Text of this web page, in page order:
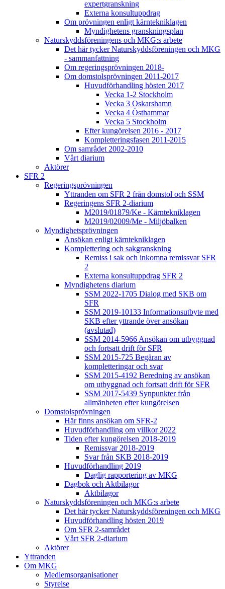
expertgranskning
Externa konsultuppdrag
Om prövningen enligt kärntekniklagen
Myndighetens granskningsplan
Naturskyddsföreningens och MKG:s arbete
Det här tycker Naturskyddsföreningen och MKG
- sammanfattning
Om regeringsprövningen 2018-
Om domstolsprövningen 2011-2017
Huvudförhandling hösten 2017
Vecka 1-2 Stockholm
Vecka 3 Oskarshamn
Vecka 4 Östhammar
Vecka 5 Stockholm
Efter kungörelsen 2016 - 2017
Kompletteringsfasen 2011-2015
Om samrådet 2002-2010
Vårt diarium
Aktörer
SFR 2
Regeringsprövningen
Yttranden om SFR 2 från domstol och SSM
Regeringens SFR 2-diarium
M2019/01879/Ke - Kärntekniklagen
M2019/02009/Me - Miljöbalken
Myndighetsprövningen
Ansökan enligt kärntekniklagen
Komplettering och sakgranskning
Remiss i sak och inkomna remissvar SFR
2
Externa konsultuppdrag SFR 2
Myndighetens diarium
SSM 2022-1705 Dialog med SKB om
SFR
SSM 2019-10133 Informationsutbyte med
SKB efter yttrande över ansökan
(avslutad)
SSM 2014-5966 Ansökan om utbyggnad
och fortsatt drift för SFR
SSM 2015-725 Begäran av
kompletteringar och svar
SSM 2015-4192 Beredning av ansökan
om utbyggnad och fortsatt drift för SFR
SSM 2017-5439 Synpunkter från
allmänheten efter kungörelsen
Domstolsprövningen
Här finns ansökan om SFR-2
Huvudförhandling om villkor 2022
Tiden efter kungörelsen 2018-2019
Remissvar 2018-2019
Svar från SKB 2018-2019
Huvudförhandling 2019
Daglig rapportering av MKG
Dagbok och Aktbilagor
Aktbilagor
Naturskyddsföreningen och MKG:s arbete
Det här tycker Naturskyddsföreningen och MKG
Huvudförhandling hösten 2019
Om SFR 2-samrådet
Vårt SFR 2-diarium
Aktörer
Yttranden
Om MKG
Medlemsorganisationer
Styrelse